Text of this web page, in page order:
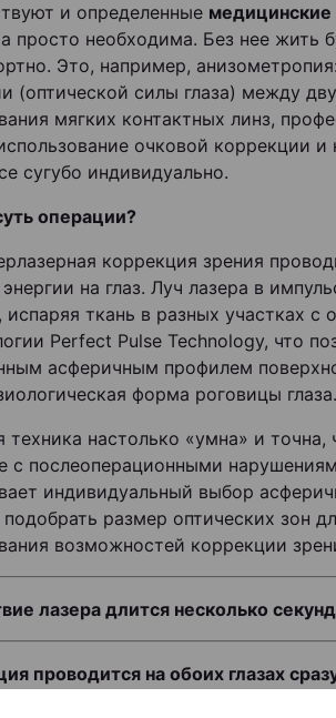
и определенные медицинские
просто необходима. Без нее жить
Это, например,
(оптической силы глаза) между
мягких контактных линз,
очковой коррекции и
сугубо индивидуально.
операции?
коррекция зрения
на глаз. Луч лазера в
испаряя ткань в разных участках
Perfect Pulse Technology, что
асферичным профилем
форма роговицы глаза.
техника настолько «умна» и точна,
с послеоперационными
индивидуальный выбор
размер оптических зон
возможностей коррекции
лазера длится несколько секунд
проводится на обоих глазах